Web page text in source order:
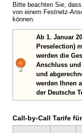
Bitte beachten Sie,
von einem Festnetz-
können.
Ab 1. Januar
Preselection)
werden die
Anschluss und
und
werden Ihnen
der Deutsche
Call-by-Call Tarife